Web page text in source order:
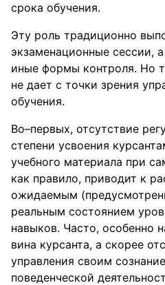
срока обучения.
Эту роль традиционно
экзаменационные сессии,
иные формы контроля. Но
не дает с точки зрения
обучения.
Во–первых, отсутствие
степени усвоения
учебного материала при
как правило, приводит к
ожидаемым
реальным состоянием
навыков. Часто, особенно
вина курсанта, а скорее
управления своим
поведенческой